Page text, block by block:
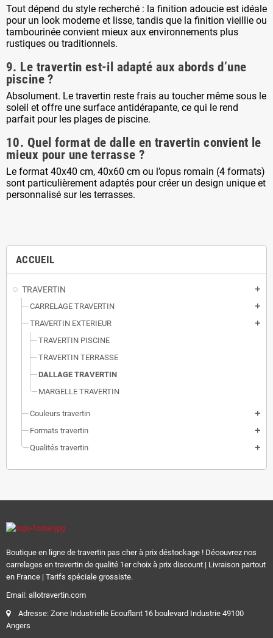
ACCUEIL
TRAVERTIN add
CARRELAGE TRAVERTIN add
TRAVERTIN EXTERIEUR add
TRAVERTIN PISCINE
TRAVERTIN TERRASSE
DALLAGE TRAVERTIN
MARGELLE TRAVERTIN
Couleurs travertin add
Formats travertin add
Qualités travertin add
Tout dépend du style recherché : la finition adoucie est idéale
pour un look moderne et lisse, tandis que la finition vieillie ou
tambourinée convient mieux aux environnements plus
rustiques ou traditionnels.
9. Le travertin est-il adapté aux abords d’une
piscine ?
Absolument. Le travertin reste frais au toucher même sous le
soleil et offre une surface antidérapante, ce qui le rend
parfait pour les plages de piscine.
10. Quel format de dalle en travertin convient le
mieux pour une terrasse ?
Le format 40x40 cm, 40x60 cm ou l’opus romain (4 formats)
sont particulièrement adaptés pour créer un design unique et
personnalisé sur les terrasses.
Boutique en ligne de travertin pas cher à prix déstockage ! Découvrez nos
carrelages en travertin de qualité 1er choix à prix discount | Livraison partout
en France | Tarifs spéciale grossiste.
Email: allotravertin.com
Adresse: Zone Industrielle Ecouflant 16 boulevard Industrie 49100
Angers